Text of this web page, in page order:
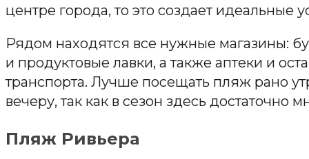
центре города, то это создает идеальные
Рядом находятся все нужные магазины:
и продуктовые лавки, а также аптеки и
транспорта. Лучше посещать пляж рано
вечеру, так как в сезон здесь достаточно
Пляж Ривьера